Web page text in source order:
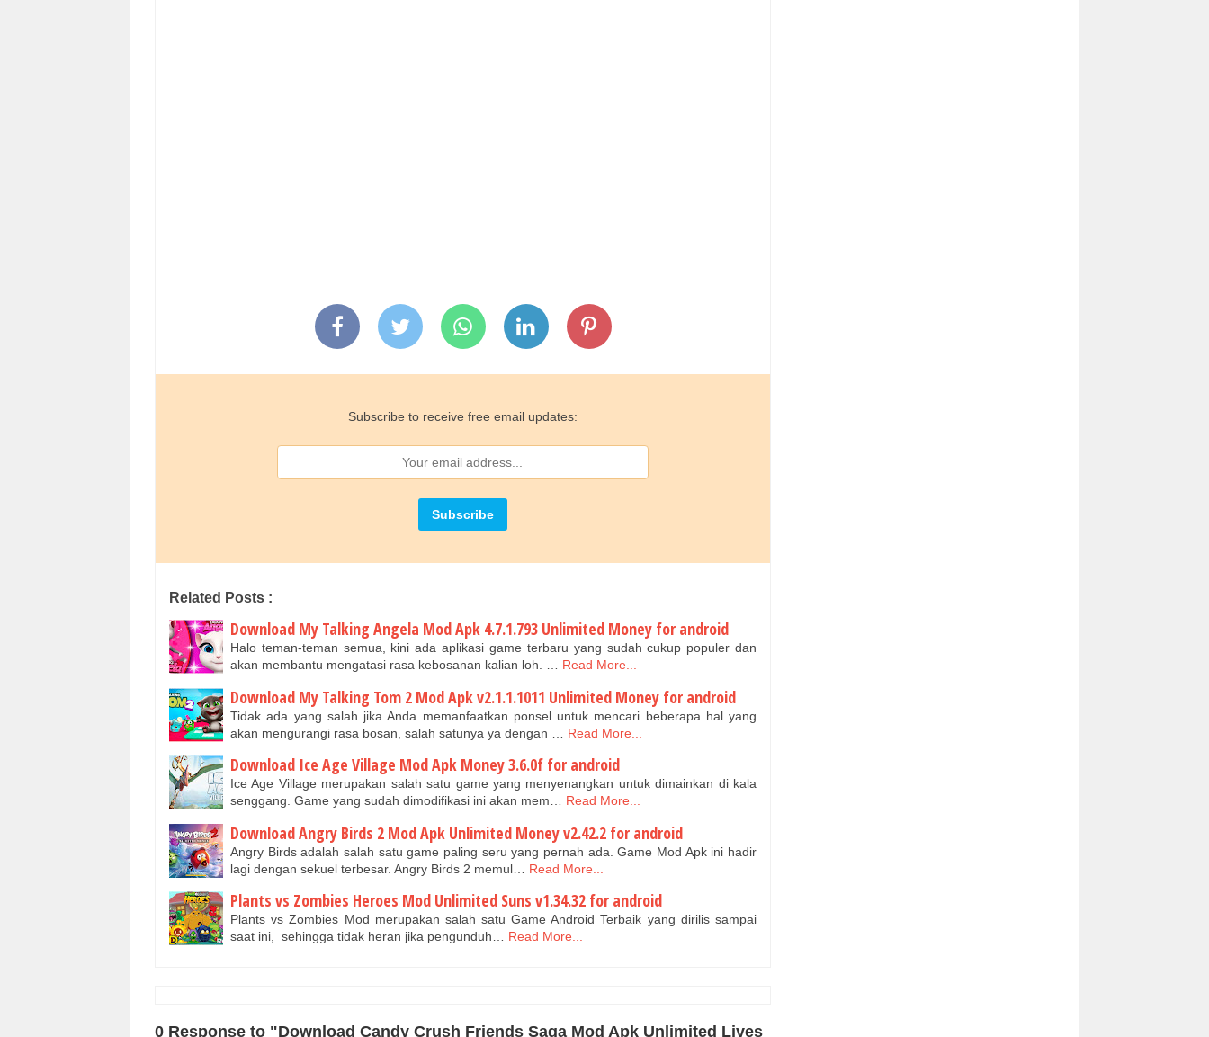
Subscribe to receive free email updates:
Related Posts :
Download My Talking Angela Mod Apk 4.7.1.793 Unlimited Money for android
Halo teman-teman semua, kini ada aplikasi game terbaru yang sudah cukup populer dan
akan membantu mengatasi rasa kebosanan kalian loh. … Read More...
Download My Talking Tom 2 Mod Apk v2.1.1.1011 Unlimited Money for android
Tidak ada yang salah jika Anda memanfaatkan ponsel untuk mencari beberapa hal yang
akan mengurangi rasa bosan, salah satunya ya dengan …
Read More...
Download Ice Age Village Mod Apk Money 3.6.0f for android
Ice Age Village merupakan salah satu game yang menyenangkan untuk dimainkan di kala
senggang. Game yang sudah dimodifikasi ini akan mem… Read More...
Download Angry Birds 2 Mod Apk Unlimited Money v2.42.2 for android
Angry Birds adalah salah satu game paling seru yang pernah ada. Game Mod Apk ini hadir
lagi dengan sekuel terbesar. Angry Birds 2 memul…
Read More...
Plants vs Zombies Heroes Mod Unlimited Suns v1.34.32 for android
Plants vs Zombies Mod merupakan salah satu Game Android Terbaik yang dirilis sampai
saat ini, sehingga tidak heran jika pengunduh… Read More...
0 Response to "Download Candy Crush Friends Saga Mod Apk Unlimited Lives